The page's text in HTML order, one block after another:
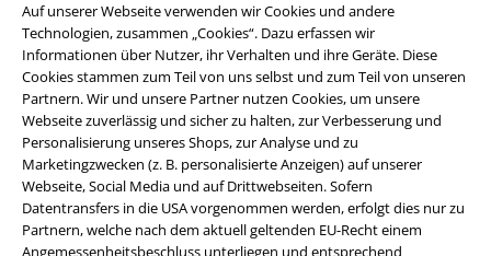
Auf unserer Webseite verwenden wir Cookies und andere
Technologien, zusammen „Cookies“. Dazu erfassen wir
Informationen über Nutzer, ihr Verhalten und ihre Geräte. Diese
Cookies stammen zum Teil von uns selbst und zum Teil von unseren
Partnern. Wir und unsere Partner nutzen Cookies, um unsere
Webseite zuverlässig und sicher zu halten, zur Verbesserung und
Personalisierung unseres Shops, zur Analyse und zu
Marketingzwecken (z. B. personalisierte Anzeigen) auf unserer
Webseite, Social Media und auf Drittwebseiten. Sofern
Datentransfers in die USA vorgenommen werden, erfolgt dies nur zu
Partnern, welche nach dem aktuell geltenden EU-Recht einem
Angemessenheitsbeschluss unterliegen und entsprechend
Rechtliches
AGB